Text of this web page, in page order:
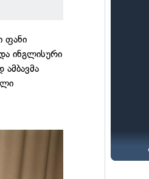
ფანი
ინგლისური